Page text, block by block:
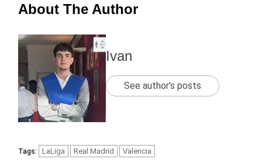
About The Author
Ivan
See author's posts
Tags: LaLiga Real Madrid Valencia